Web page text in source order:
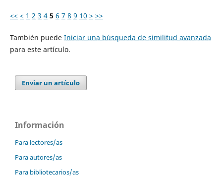
<< < 1 2 3 4 5 6 7 8 9 10 > >>
También puede Iniciar una búsqueda de similitud avanzada
para este artículo.
Enviar un artículo
Información
Para lectores/as
Para autores/as
Para bibliotecarios/as